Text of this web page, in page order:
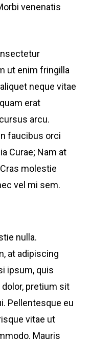
venenatis
ut enim fringilla
neque vitae
erat
arcu.
faucibus orci
Curae; Nam at
molestie
vel mi sem.
nulla.
at adipiscing
ipsum, quis
pretium sit
Pellentesque eu
vitae ut
Mauris